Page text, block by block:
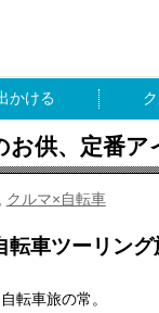
かける
供、定番ア
クルマ×自転車
車ツーリン
転車旅の常。